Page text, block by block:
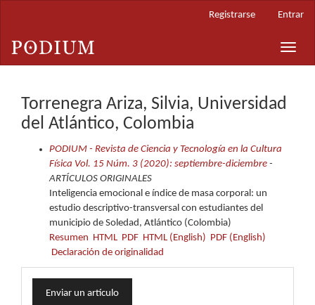
principal
Barra
Registrarse Entrar
Toggle
Torrenegra Ariza, Silvia, Universidad
del Atlántico, Colombia
PODIUM - Revista de Ciencia y Tecnología en la Cultura
Física Vol. 15 Núm. 3 (2020): septiembre-diciembre -
ARTÍCULOS ORIGINALES
Inteligencia emocional e índice de masa corporal: un
estudio descriptivo-transversal con estudiantes del
municipio de Soledad, Atlántico (Colombia)
Resumen HTML PDF HTML (English) PDF (English)
Declaración de originalidad
Enviar
Enviar un artículo